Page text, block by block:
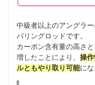
中級者以上のアングラ
バリングロッドです。
カーボン含有量の高さ
増したことにより、 操
ルともやり取り可能にな